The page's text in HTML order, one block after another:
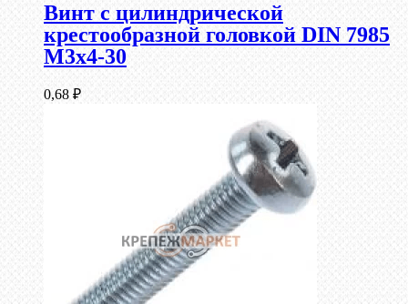
Винт с цилиндрической
крестообразной головкой DIN 7985
М3х4-30
0,68 ₽